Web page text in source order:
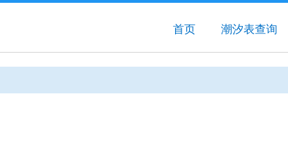
首页 潮汐表查询